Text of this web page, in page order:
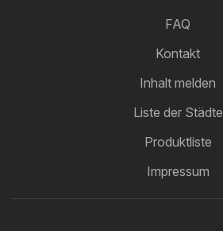
FAQ
Kontakt
Inhalt melden
Liste der Städte
Produktliste
Impressum